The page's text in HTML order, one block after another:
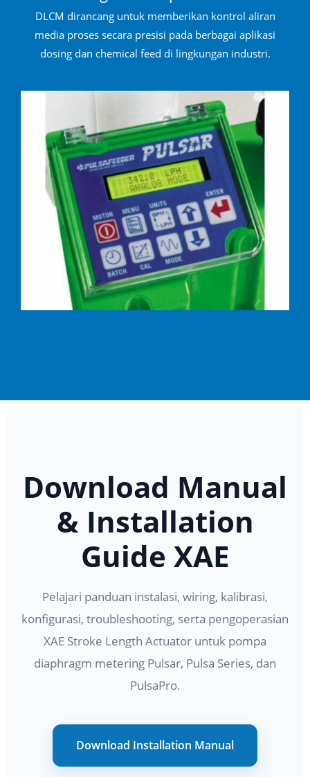
DLCM dirancang untuk memberikan kontrol aliran
media proses secara presisi pada berbagai aplikasi
dosing dan chemical feed di lingkungan industri.
Download Manual
& Installation
Guide XAE
Pelajari panduan instalasi, wiring, kalibrasi,
konfigurasi, troubleshooting, serta pengoperasian
XAE Stroke Length Actuator untuk pompa
diaphragm metering Pulsar, Pulsa Series, dan
PulsaPro.
Download Installation Manual